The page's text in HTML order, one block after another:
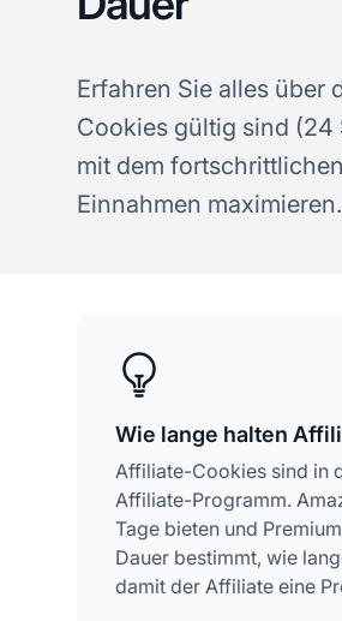
Erfahren Sie alles über
Cookies gültig sind (24
mit dem
Einnahmen maximieren.
Wie lange halten
Affiliate-Cookies sind in
Affiliate-Programm.
Tage bieten und
Dauer bestimmt, wie
damit der Affiliate eine